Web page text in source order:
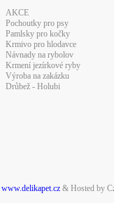
AKCE
Pochoutky pro psy
Pamlsky pro kočky
Krmivo pro hlodavce
Návnady na rybolov
Krmení jezírkové ryby
Výroba na zakázku
Drůbež - Holubi
www.delikapet.cz& Hosted by